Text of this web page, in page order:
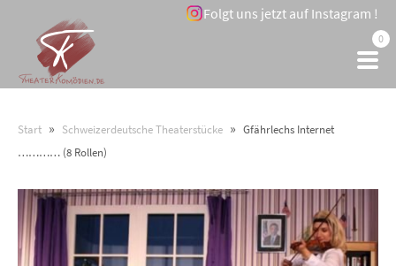
Folgt uns jetzt auf Instagram !
0
Start » Schweizerdeutsche Theaterstücke » Gfährlechs Internet
………… (8 Rollen)